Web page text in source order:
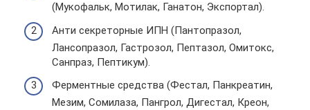
(Мукофальк, Мотилак, Ганатон, Экспортал).
Анти секреторные ИПН (Пантопразол,
Лансопразол, Гастрозол, Пептазол, Омитокс,
Санпраз, Пептикум).
Ферментные средства (Фестал, Панкреатин,
Мезим, Сомилаза, Пангрол, Дигестал, Креон,